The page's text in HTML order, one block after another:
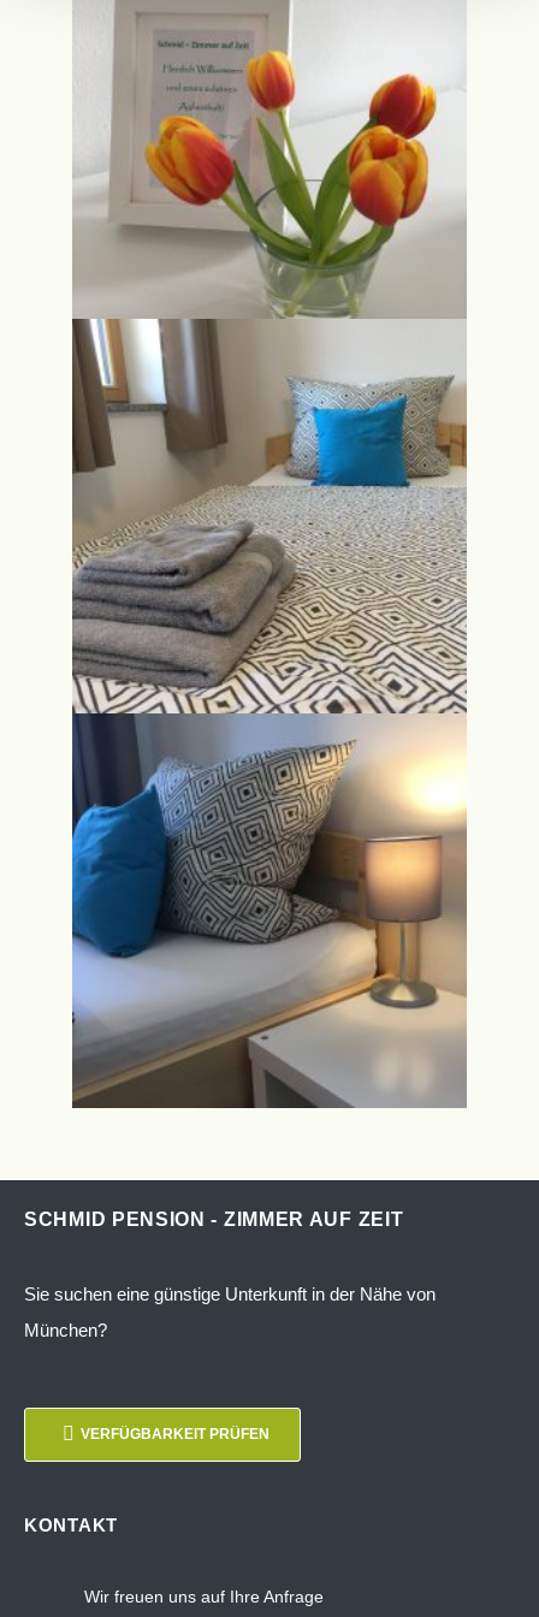
SCHMID PENSION - ZIMMER AUF ZEIT
Sie suchen eine günstige Unterkunft in der Nähe von
München?
VERFÜGBARKEIT PRÜFEN
KONTAKT
Wir freuen uns auf Ihre Anfrage